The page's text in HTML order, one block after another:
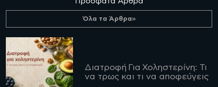
Όλα τα Άρθρα»
Διατροφή Για Χοληστερίνη: Τι
να τρως και τι να αποφεύγεις